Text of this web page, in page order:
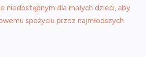
niedostępnym dla małych dzieci, aby
spożyciu przez najmłodszych